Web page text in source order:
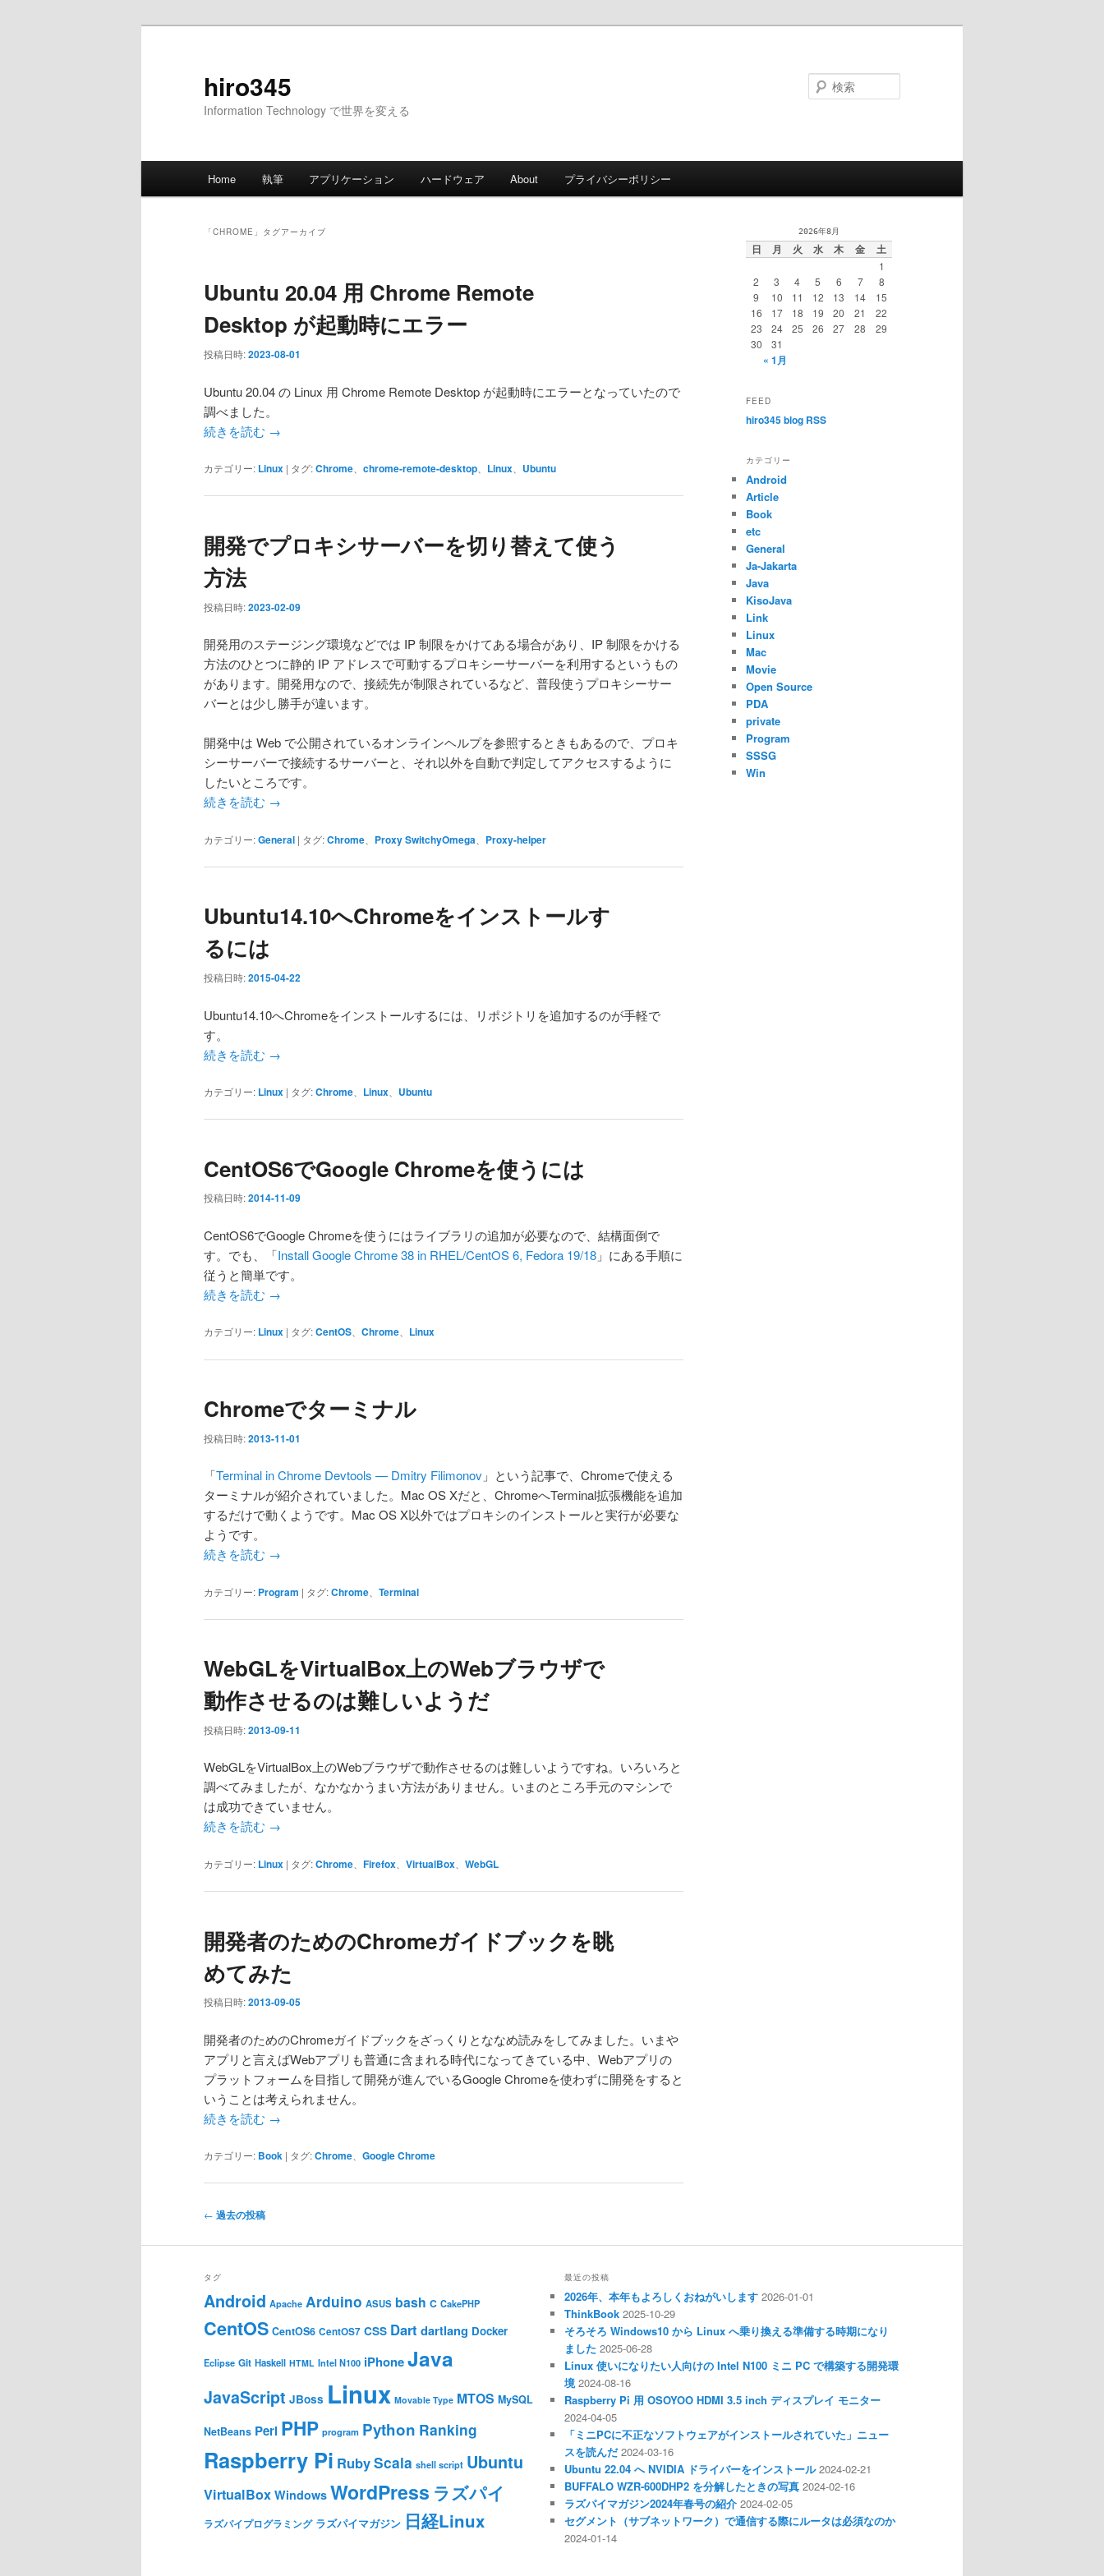
hiro345
Information Technology で世界を変える
Home 執筆 アプリケーション ハードウェア About プライバシーポリシー
「CHROME 」タグアーカイブ
Ubuntu 20.04 用 Chrome Remote
Desktop が起動時にエラー
投稿日時:2023-08-01
Ubuntu 20.04 の Linux 用 Chrome Remote Desktop が起動時にエラーとなっていたので
調べました。
続きを読む →
カテゴリー: Linux | タグ:Chrome chrome-remote-desktop Linux Ubuntu
開発でプロキシサーバーを切り替えて使う
方法
投稿日時:2023-02-09
開発用のステージング環境などでは IP 制限をかけてある場合があり、IP 制限をかける
方法のひとつに静的 IP アドレスで可動するプロキシーサーバーを利用するというもの
があります。開発用なので、接続先が制限されているなど、普段使うプロキシーサー
バーとは少し勝手が違います。
開発中は Web で公開されているオンラインヘルプを参照するときもあるので、プロキ
シーサーバーで接続するサーバーと、それ以外を自動で判定してアクセスするように
したいところです。
続きを読む →
カテゴリー:General | タグ:Chrome Proxy SwitchyOmega Proxy-helper
Ubuntu14.10へChromeをインストールす
るには
投稿日時:2015-04-22
Ubuntu14.10へChromeをインストールするには、リポジトリを追加するのが手軽で
す。
続きを読む →
カテゴリー: Linux | タグ:Chrome Linux Ubuntu
CentOS6でGoogle Chromeを使うには
投稿日時:2014-11-09
CentOS6でGoogle Chromeを使うにはライブラリの追加が必要なので、結構面倒で
す。でも、「Install Google Chrome 38 in RHEL/CentOS 6, Fedora 19/18 」にある手順に
従うと簡単です。
続きを読む →
カテゴリー: Linux | タグ:CentOS Chrome Linux
Chromeでターミナル
投稿日時:2013-11-01
「Terminal in Chrome Devtools — Dmitry Filimonov 」という記事で、Chromeで使える
ターミナルが紹介されていました。Mac OS Xだと、ChromeへTerminal拡張機能を追加
するだけで動くようです。Mac OS X以外ではプロキシのインストールと実行が必要な
ようです。
続きを読む →
カテゴリー: Program | タグ:Chrome Terminal
WebGLをVirtualBox上のWebブラウザで
動作させるのは難しいようだ
投稿日時:2013-09-11
WebGLをVirtualBox上のWebブラウザで動作させるのは難しいようですね。いろいろと
調べてみましたが、なかなかうまい方法がありません。いまのところ手元のマシンで
は成功できていません。
続きを読む →
カテゴリー: Linux | タグ:Chrome Firefox VirtualBox WebGL
開発者のためのChromeガイドブックを眺
めてみた
投稿日時:2013-09-05
開発者のためのChromeガイドブックをざっくりとななめ読みをしてみました。いまや
アプリと言えばWebアプリも普通に含まれる時代になってきている中、Webアプリの
プラットフォームを目指して開発が進んでいるGoogle Chromeを使わずに開発をすると
いうことは考えられません。
続きを読む →
カテゴリー: Book | タグ:Chrome Google Chrome
投
ビ
ゲ
ー
シ
ン
← 過去の投稿
2026年8月
日 月 火 水 木 金 土
1
2
3 4 5 6 7
8
9
10 11 12 13 14
15
16
17 18 19 20 21
22
23
24 25 26 27 28
29
30
31
« 1月
FEED
hiro345 blog RSS
カテゴリー
Android
Article
Book
etc
General
Ja-Jakarta
Java
KisoJava
Link
Linux
Mac
Movie
Open Source
PDA
private
Program
SSSG
Win
タグ
Android Apache Arduino ASUS bash C CakePHP
CentOS CentOS6 CentOS7 CSS Dart dartlang Docker
Eclipse Git Haskell HTML Intel N100 iPhoneJava
JavaScript JBoss Linux Movable Type MTOS MySQL
NetBeans Perl PHP program Python Ranking
Raspberry Pi RubyScala shell script Ubuntu
VirtualBox Windows WordPress ラズパイ
ラズパイプログラミング ラズパイマガジン 日経Linux
最近の投稿
2026年、本年もよろしくおねがいします 2026-01-01
ThinkBook 2025-10-29
そろそろ Windows10 から Linux へ乗り換える準備する時期になり
ました 2025-06-28
Linux 使いになりたい人向けの Intel N100 ミニ PC で構築する開発環
境 2024-08-16
Raspberry Pi 用 OSOYOO HDMI 3.5 inch ディスプレイ モニター
2024-04-05
「ミニPCに不正なソフトウェアがインストールされていた」ニュー
スを読んだ 2024-03-16
Ubuntu 22.04 へ NVIDIA ドライバーをインストール 2024-02-21
BUFFALO WZR-600DHP2 を分解したときの写真 2024-02-16
ラズパイマガジン2024年春号の紹介 2024-02-05
セグメント（サブネットワーク）で通信する際にルータは必須なのか
2024-01-14